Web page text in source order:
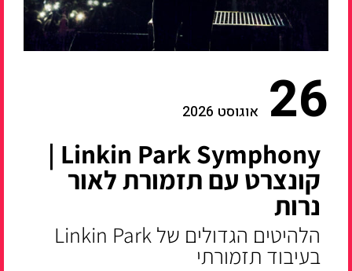
26 אוגוסט 2026
Linkin Park Symphony |
קונצרט עם תזמורת לאור
נרות
הלהיטים הגדולים של Linkin Park
בעיבוד תזמורתי